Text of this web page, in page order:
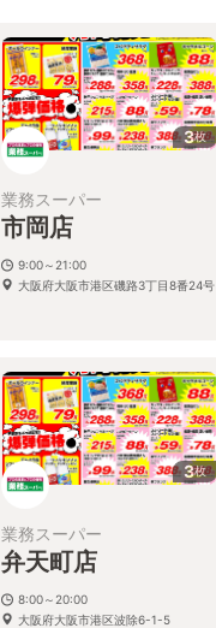
3枚
業務スーパー
市岡店
9:00～21:00
大阪府大阪市港区磯路3丁目8番24号
3枚
業務スーパー
弁天町店
8:00～20:00
大阪府大阪市港区波除6-1-5